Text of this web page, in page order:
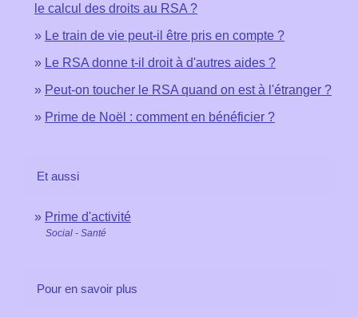
le calcul des droits au RSA ?
Le train de vie peut-il être pris en compte ?
Le RSA donne t-il droit à d'autres aides ?
Peut-on toucher le RSA quand on est à l'étranger ?
Prime de Noël : comment en bénéficier ?
Et aussi
Prime d'activité
Social - Santé
Pour en savoir plus